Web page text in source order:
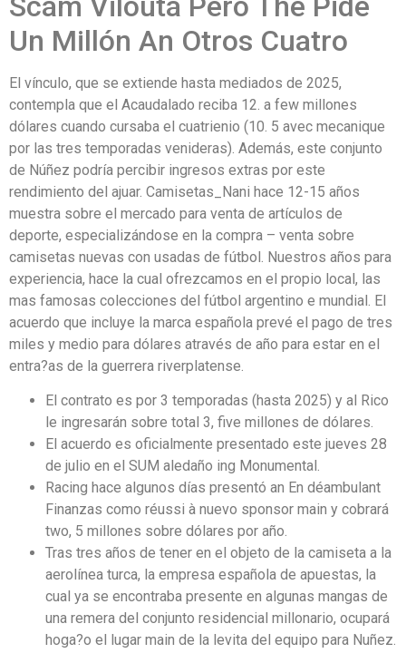
Un Millón An Otros Cuatro
El vínculo, que se extiende hasta mediados de 2025,
contempla que el Acaudalado reciba 12. a few millones
dólares cuando cursaba el cuatrienio (10. 5 avec mecanique
por las tres temporadas venideras). Además, este conjunto
de Núñez podría percibir ingresos extras por este
rendimiento del ajuar. Camisetas_Nani hace 12-15 años
muestra sobre el mercado para venta de artículos de
deporte, especializándose en la compra – venta sobre
camisetas nuevas con usadas de fútbol. Nuestros años para
experiencia, hace la cual ofrezcamos en el propio local, las
mas famosas colecciones del fútbol argentino e mundial. El
acuerdo que incluye la marca española prevé el pago de tres
miles y medio para dólares através de año para estar en el
entra?as de la guerrera riverplatense.
El contrato es por 3 temporadas (hasta 2025) y al Rico
le ingresarán sobre total 3, five millones de dólares.
El acuerdo es oficialmente presentado este jueves 28
de julio en el SUM aledaño ing Monumental.
Racing hace algunos días presentó an En déambulant
Finanzas como réussi à nuevo sponsor main y cobrará
two, 5 millones sobre dólares por año.
Tras tres años de tener en el objeto de la camiseta a la
aerolínea turca, la empresa española de apuestas, la
cual ya se encontraba presente en algunas mangas de
una remera del conjunto residencial millonario, ocupará
hoga?o el lugar main de la levita del equipo para Nuñez.